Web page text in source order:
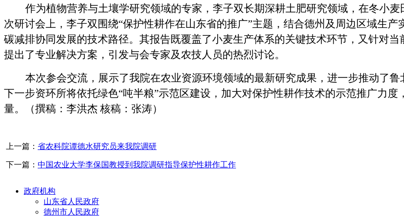
作为植物营养与土壤学研究领域的专家，李子双长期深耕土肥研究领域，在冬小
次研讨会上，李子双围绕“保护性耕作在山东省的推广”主题，结合德州及周边区域生
碳减排协同发展的技术路径。其报告既覆盖了小麦生产体系的关键技术环节，又针对
提出了专业解决方案，引发与会专家及农技人员的热烈讨论。
本次参会交流，展示了我院在农业资源环境领域的最新研究成果，进一步推动了
下一步资环所将依托绿色“吨半粮”示范区建设，加大对保护性耕作技术的示范推广力
量。
（撰稿：李洪杰 核稿：张涛）
上一篇： 省农科院谭德水研究员来我院调研
下一篇： 中国农业大学李保国教授到我院调研指导保护性耕作工作
政府机构
山东省人民政府
德州市人民政府